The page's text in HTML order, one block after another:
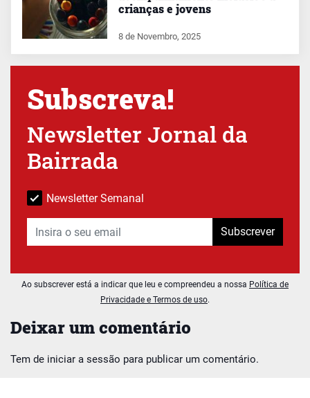
Deixar um comentário
Tem de iniciar a sessão para publicar um comentário.
crianças e jovens
8 de Novembro, 2025
Subscreva!
Newsletter Jornal da
Bairrada
Newsletter Semanal
Subscrever
Ao subscrever está a indicar que leu e compreendeu a nossa Política de
Privacidade e Termos de uso.